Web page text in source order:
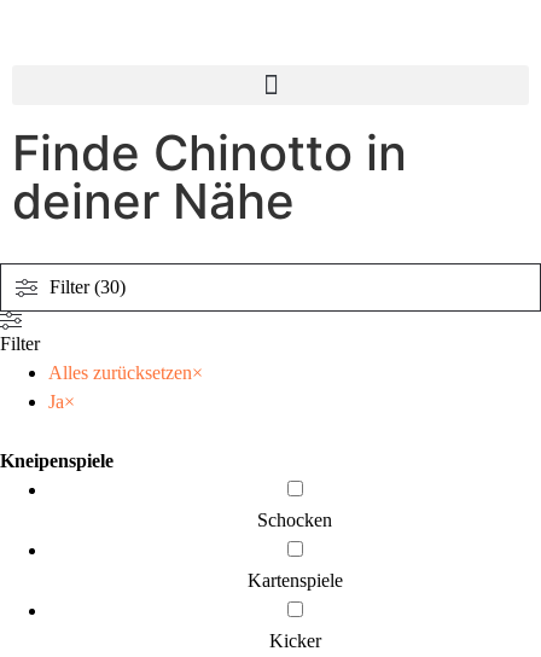
Finde Chinotto in
deiner Nähe
Filter (30)
Filter
Alles zurücksetzen×
Ja×
Kneipenspiele
Schocken
Kartenspiele
Kicker